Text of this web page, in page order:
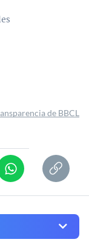
de BBCL